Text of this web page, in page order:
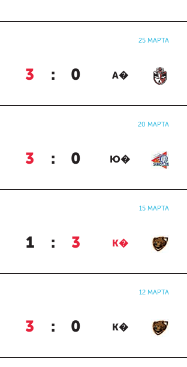
25 МАРТА
3 : 0 А�
20 МАРТА
3 : 0 Ю�
15 МАРТА
1 : 3 К�
12 МАРТА
3 : 0 К�